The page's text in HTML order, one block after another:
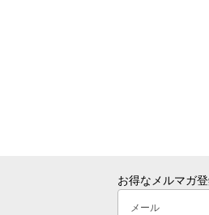
お得なメルマガ
メール